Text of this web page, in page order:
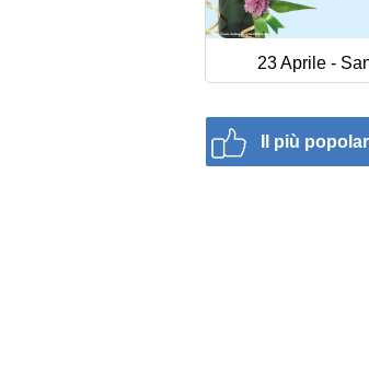
23 Aprile -
Il più